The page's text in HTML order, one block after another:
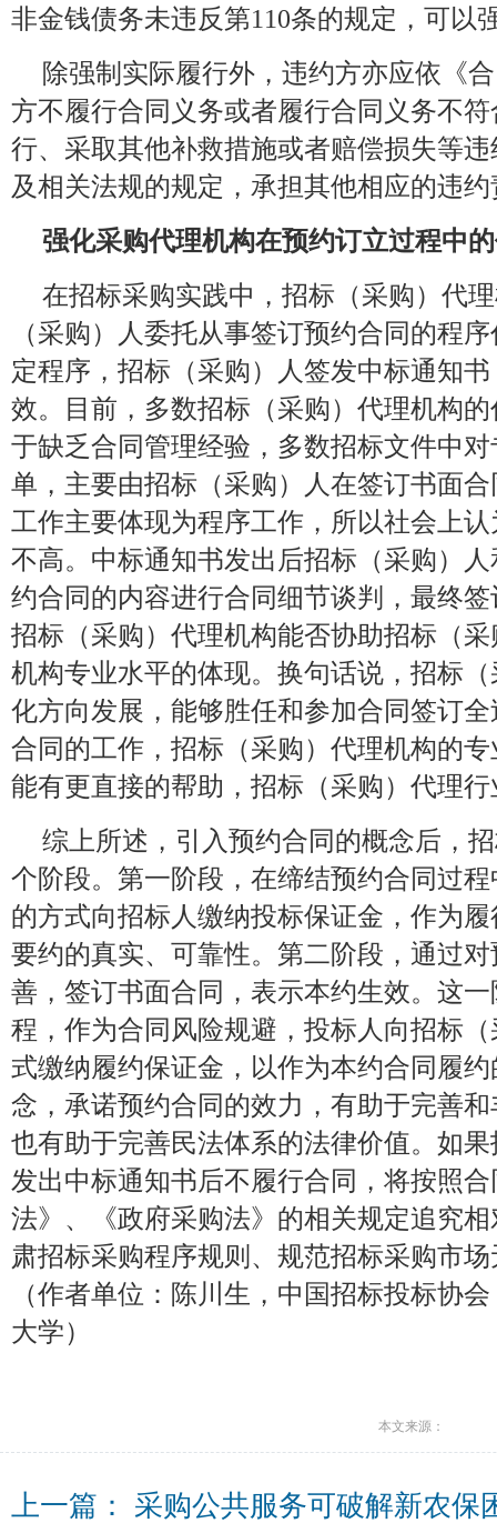
非金钱债务未违反第110条的规定，可以
除强制实际履行外，违约方亦应依《
方不履行合同义务或者履行合同义务不
行、采取其他补救措施或者赔偿损失等
及相关法规的规定，承担其他相应的违
强化采购代理机构在预约订立过程中
在招标采购实践中，招标（采购）代
（采购）人委托从事签订预约合同的程
定程序，招标（采购）人签发中标通知
效。目前，多数招标（采购）代理机构
于缺乏合同管理经验，多数招标文件中
单，主要由招标（采购）人在签订书面
工作主要体现为程序工作，所以社会上
不高。中标通知书发出后招标（采购）
约合同的内容进行合同细节谈判，最终
招标（采购）代理机构能否协助招标（
机构专业水平的体现。换句话说，招标
化方向发展，能够胜任和参加合同签订
合同的工作，招标（采购）代理机构的
能有更直接的帮助，招标（采购）代理
综上所述，引入预约合同的概念后，
个阶段。第一阶段，在缔结预约合同过
的方式向招标人缴纳投标保证金，作为
要约的真实、可靠性。第二阶段，通过
善，签订书面合同，表示本约生效。这
程，作为合同风险规避，投标人向招标
式缴纳履约保证金，以作为本约合同履
念，承诺预约合同的效力，有助于完善
也有助于完善民法体系的法律价值。如
发出中标通知书后不履行合同，将按照
法》、《政府采购法》的相关规定追究
肃招标采购程序规则、规范招标采购市
（作者单位：陈川生，中国招标投标协
大学）
本文来源：
上一篇： 采购公共服务可破解新农保